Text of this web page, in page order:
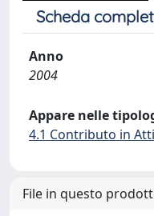
Scheda
Anno
2004
Appare nelle
4.1 Contributo in
File in questo